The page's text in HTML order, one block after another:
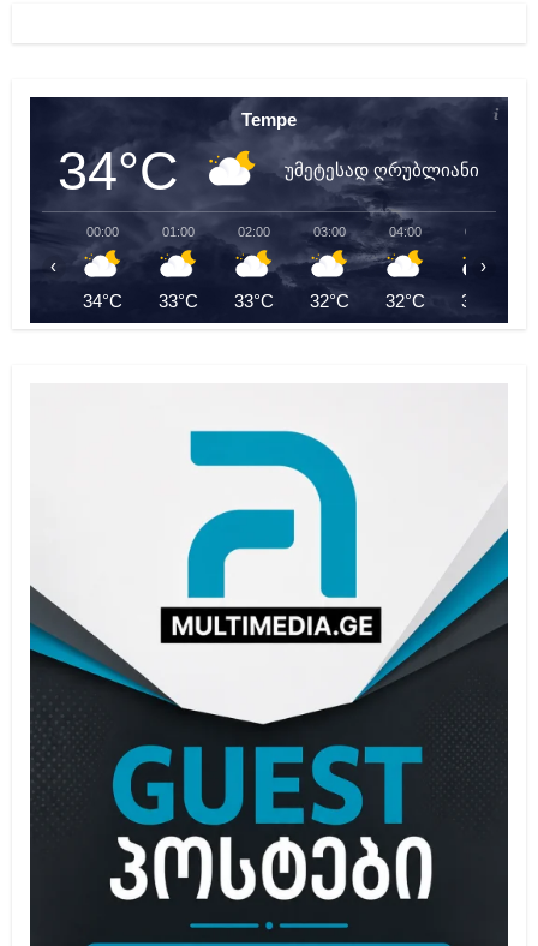
Tempe
34°C უმეტესად ღრუბლიანი
00:00
34°C
01:00
33°C
02:00
33°C
03:00
32°C
04:00
32°C
05:00
31°C
‹ ›